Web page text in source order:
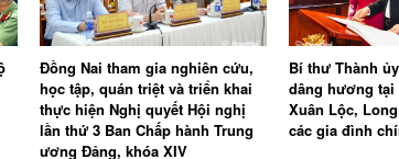
Bí thư Thành ủy Vũ Hồng Văn
dâng hương tại Đền thờ liệt sĩ
Xuân Lộc, Long Khánh và thăm
các gia đình chính sách
Phó Bí thư
ủy Tôn Ngọc
quà các Mẹ